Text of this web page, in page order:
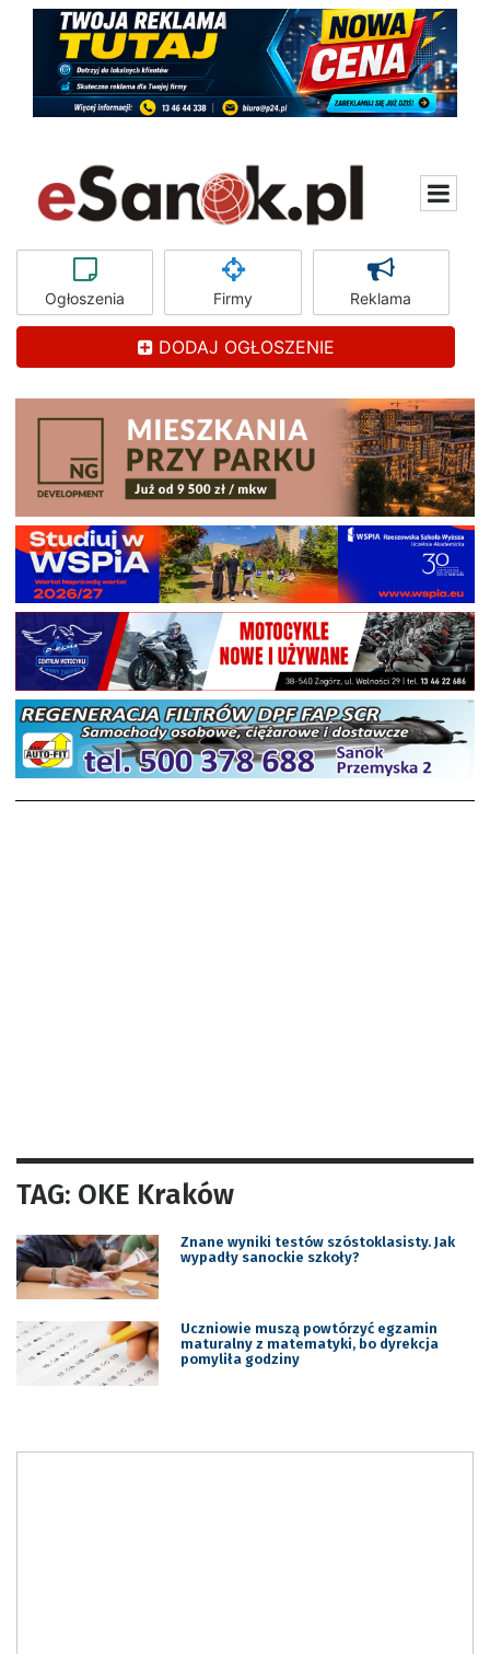
Ogłoszenia Firmy Reklama
DODAJ OGŁOSZENIE
TAG: OKE Kraków
Znane wyniki testów szóstoklasisty. Jak
wypadły sanockie szkoły?
Uczniowie muszą powtórzyć egzamin
maturalny z matematyki, bo dyrekcja
pomyliła godziny